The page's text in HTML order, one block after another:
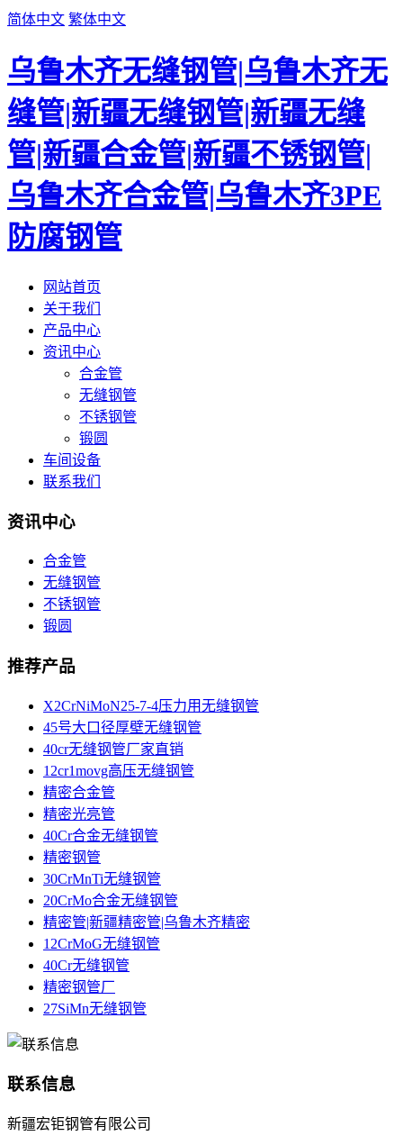
简体中文 繁体中文
乌鲁木齐无缝钢管|乌鲁木齐无
缝管|新疆无缝钢管|新疆无缝
管|新疆合金管|新疆不锈钢管|
乌鲁木齐合金管|乌鲁木齐3PE
防腐钢管
网站首页
关于我们
产品中心
资讯中心
合金管
无缝钢管
不锈钢管
锻圆
车间设备
联系我们
资讯中心
合金管
无缝钢管
不锈钢管
锻圆
推荐产品
X2CrNiMoN25-7-4压力用无缝钢管
45号大口径厚壁无缝钢管
40cr无缝钢管厂家直销
12cr1movg高压无缝钢管
精密合金管
精密光亮管
40Cr合金无缝钢管
精密钢管
30CrMnTi无缝钢管
20CrMo合金无缝钢管
精密管|新疆精密管|乌鲁木齐精密
12CrMoG无缝钢管
40Cr无缝钢管
精密钢管厂
27SiMn无缝钢管
联系信息
新疆宏钜钢管有限公司